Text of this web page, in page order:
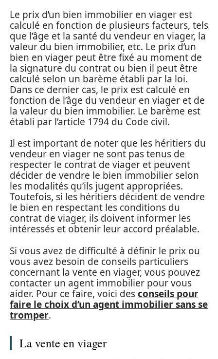
Le prix d’un bien immobilier en viager est
calculé en fonction de plusieurs facteurs, tels
que l’âge et la santé du vendeur en viager, la
valeur du bien immobilier, etc. Le prix d’un
bien en viager peut être fixé au moment de
la signature du contrat ou bien il peut être
calculé selon un barème établi par la loi.
Dans ce dernier cas, le prix est calculé en
fonction de l’âge du vendeur en viager et de
la valeur du bien immobilier. Le barème est
établi par l’article 1794 du Code civil.
Il est important de noter que les héritiers du
vendeur en viager ne sont pas tenus de
respecter le contrat de viager et peuvent
décider de vendre le bien immobilier selon
les modalités qu’ils jugent appropriées.
Toutefois, si les héritiers décident de vendre
le bien en respectant les conditions du
contrat de viager, ils doivent informer les
intéressés et obtenir leur accord préalable.
Si vous avez de difficulté à définir le prix ou
vous avez besoin de conseils particuliers
concernant la vente en viager, vous pouvez
contacter un agent immobilier pour vous
aider. Pour ce faire, voici desconseils pour
faire le choix d’un agent immobilier sans se
tromper.
La vente en viager